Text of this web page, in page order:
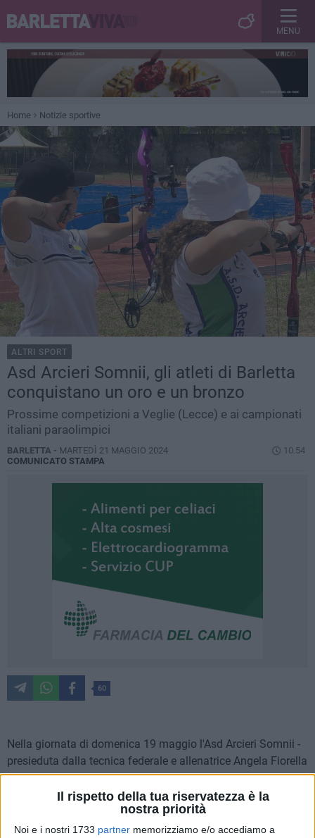
Il rispetto della tua riservatezza è la
nostra priorità
Noi e i nostri 1733 partner memorizziamo e/o accediamo a
MENU
Home Notizie sportive
ALTRI SPORT
Asd Arcieri Somnii, gli atleti di Barletta
conquistano un oro e un bronzo
Prossime competizioni a Veglie (Lecce) e ai campionati
italiani paraolimpici
BARLETTA - MARTEDÌ 21 MAGGIO 2024
10.54
COMUNICATO STAMPA
60
Nella giornata di domenica 19 maggio l'Asd Arcieri Somnii -
presieduta dalla tecnica federale e allenatrice Angela Fiorella
- ha disputato una gara interregionale, svoltasi a Bernalda in
Basilicata e valevole per i Campionati Italiani Targa,
conquistando un oro con la giovane Marianna Dicataldo, di
13 anni, nella specialità "arco compound ragazza" - già nota